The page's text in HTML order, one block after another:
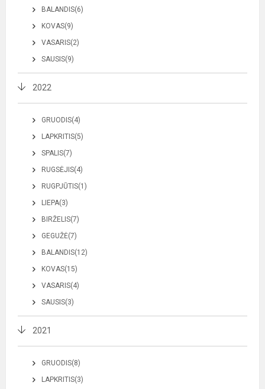
BALANDIS(6)
KOVAS(9)
VASARIS(2)
SAUSIS(9)
2022
GRUODIS(4)
LAPKRITIS(5)
SPALIS(7)
RUGSĖJIS(4)
RUGPJŪTIS(1)
LIEPA(3)
BIRŽELIS(7)
GEGUŽĖ(7)
BALANDIS(12)
KOVAS(15)
VASARIS(4)
SAUSIS(3)
2021
GRUODIS(8)
LAPKRITIS(3)